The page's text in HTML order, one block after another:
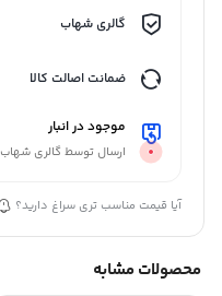
گالری شهاب
ضمانت اصالت کالا
موجود در انبار
ارسال توسط گالری شهاب
آیا قیمت مناسب تری سراغ دارید؟
محصولات مشابه